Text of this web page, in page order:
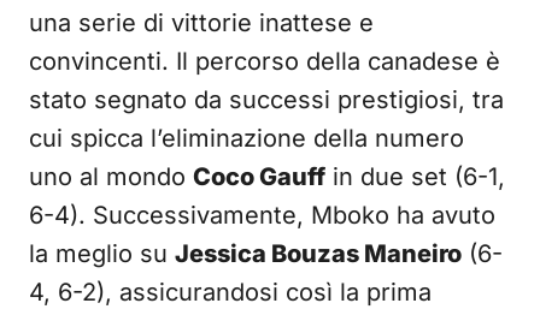
una serie di vittorie inattese e
convincenti. Il percorso della canadese è
stato segnato da successi prestigiosi, tra
cui spicca l’eliminazione della numero
uno al mondo Coco Gauff in due set (6-1,
6-4). Successivamente, Mboko ha avuto
la meglio su Jessica Bouzas Maneiro (6-
4, 6-2), assicurandosi così la prima